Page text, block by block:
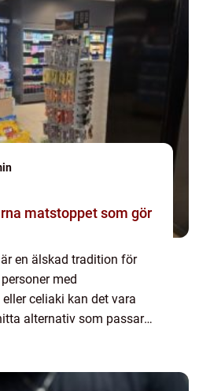
gör
en älskad tradition för
med
celiaki kan det vara
alternativ som passar